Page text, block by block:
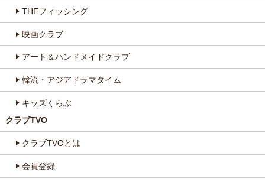
THEフィッシング
映画クラブ
アート＆ハンドメイドクラブ
韓流・アジアドラマタイム
キッズくらぶ
クラブTVO
クラブTVOとは
会員登録